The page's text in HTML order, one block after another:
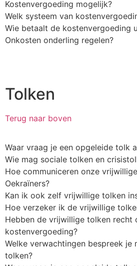
Kostenvergoeding mogelijk?
Welk systeem van
Wie betaalt de kostenvergoeding
Onkosten onderling regelen?
Tolken
Terug naar boven
Waar vraag je een opgeleide tolk
Wie mag sociale tolken en
Hoe communiceren onze
Oekraïners?
Kan ik ook zelf vrijwillige tolken
Hoe verzeker ik de vrijwillige
Hebben de vrijwillige tolken recht
kostenvergoeding?
Welke verwachtingen bespreek je
tolken?